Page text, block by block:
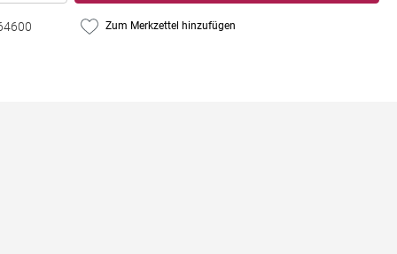
Zum Merkzettel hinzufügen